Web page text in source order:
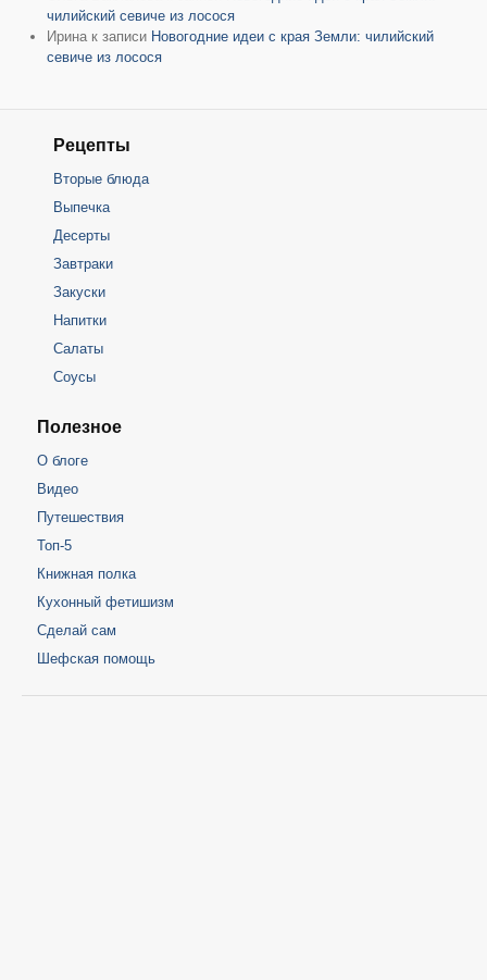
чилийский севиче из лосося
Ирина к записи Новогодние идеи с края Земли: чилийский
севиче из лосося
Рецепты
Вторые блюда
Выпечка
Десерты
Завтраки
Закуски
Напитки
Салаты
Соусы
Полезное
О блоге
Видео
Путешествия
Топ-5
Книжная полка
Кухонный фетишизм
Сделай сам
Шефская помощь